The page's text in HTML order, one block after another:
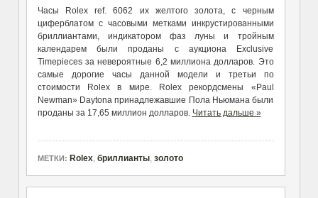
Часы Rolex ref. 6062 их желтого золота, с черным
циферблатом с часовыми метками инкрустированными
бриллиантами, индикатором фаз луны и тройным
календарем были проданы с аукциона Exclusive
Timepieces за невероятные 6,2 миллиона долларов. Это
самые дорогие часы данной модели и третьи по
стоимости Rolex в мире. Rolex рекордсмены «Paul
Newman» Daytona принадлежавшие Пола Ньюмана были
проданы за 17,65 миллион долларов. Читать дальше »
МЕТКИ: Rolex, бриллианты, золото